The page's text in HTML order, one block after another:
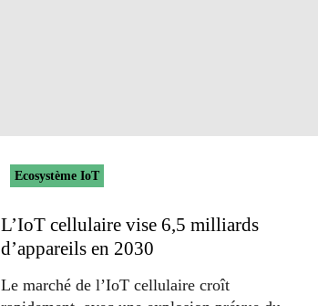
Ecosystème IoT
L’IoT cellulaire vise 6,5 milliards
d’appareils en 2030
Le marché de l’IoT cellulaire croît